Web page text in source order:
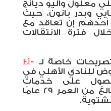
معلول وأليو ديانج
وبدر بانون، حيث
أحدهم إن تعاقد مع
فترة الانتقالات
خاصة لـ El-
للنادي الأهلي في
على خدمات
جيرالدو دا كوستا البالغ من العمر 29 عامًا